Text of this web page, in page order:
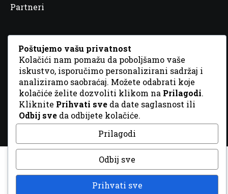
Partneri
© 2026 Sva prava zadržana. DizajnGordonDM
Poštujemo vašu privatnost
Kolačići nam pomažu da poboljšamo vaše
iskustvo, isporučimo personalizirani sadržaj i
analiziramo saobraćaj. Možete odabrati koje
kolačiće želite dozvoliti klikom na Prilagodi.
Kliknite Prihvati sve da date saglasnost ili
Odbij sve da odbijete kolačiće.
Prilagodi
Odbij sve
Prihvati sve